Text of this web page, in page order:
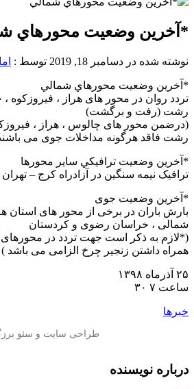
*آخرين وضعيت محورهاي
نوشته شده در دسامبر 18, 2019 توسط :
*آخرين وضعيت محورهاي شمالي
تردد روان در محور های هراز ، فیروزکوه
رشت (رفت و برگشت)
(درضمن محور های چالوس ، هراز ،
رشت فاقد هرگونه مداخلات جوی می
*آخرين وضعيت ترافيكي ساير محورها
ترافیک نیمه سنگین در آزادراه کرج –
*آخرين وضعيت جوی
بارش باران در برخی از محور های استان
شمالی ، خراسان رضوی و کردستان
(*لازم به ذکر است جهت تردد در محورهای
همراه داشتن زنجیر چرخ الزامی می باشد )
۲۵ آذرماه ۱۳۹۸
ساعت ۷ ۳۰
خبرها
درباره نویسنده